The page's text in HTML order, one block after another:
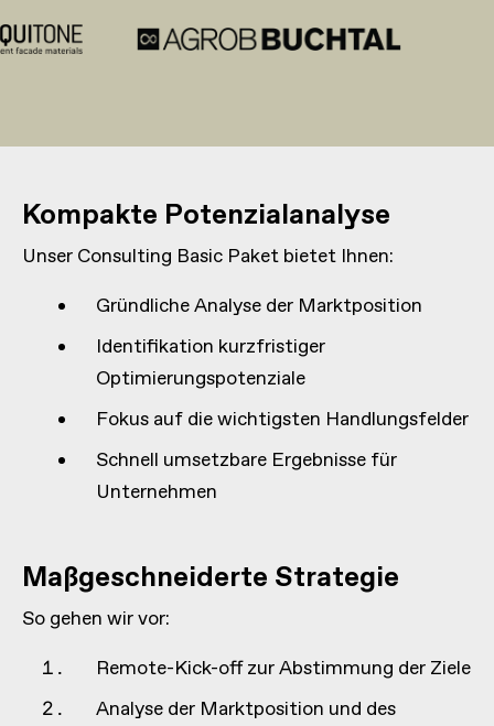
Kompakte Potenzialanalyse
Unser Consulting Basic Paket bietet Ihnen:
Gründliche Analyse der Marktposition
Identifikation kurzfristiger
Optimierungspotenziale
Fokus auf die wichtigsten Handlungsfelder
Schnell umsetzbare Ergebnisse für
Unternehmen
Maßgeschneiderte Strategie
So gehen wir vor:
Remote-Kick-off zur Abstimmung der Ziele
Analyse der Marktposition und des